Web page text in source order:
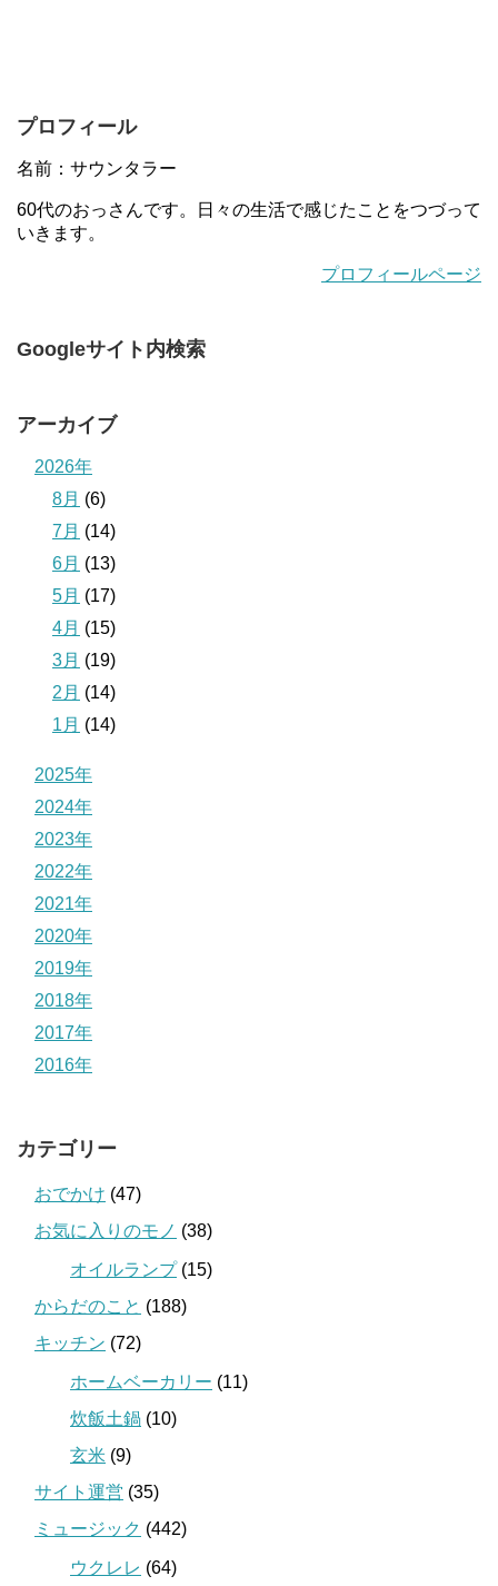
プロフィール
名前：サウンタラー
60代のおっさんです。日々の生活で感じたことをつづって
いきます。
プロフィールページ
Googleサイト内検索
アーカイブ
2026年
8月 (6)
7月 (14)
6月 (13)
5月 (17)
4月 (15)
3月 (19)
2月 (14)
1月 (14)
2025年
2024年
2023年
2022年
2021年
2020年
2019年
2018年
2017年
2016年
カテゴリー
おでかけ (47)
お気に入りのモノ (38)
オイルランプ(15)
からだのこと (188)
キッチン (72)
ホームベーカリー (11)
炊飯土鍋 (10)
玄米 (9)
サイト運営 (35)
ミュージック (442)
ウクレレ (64)